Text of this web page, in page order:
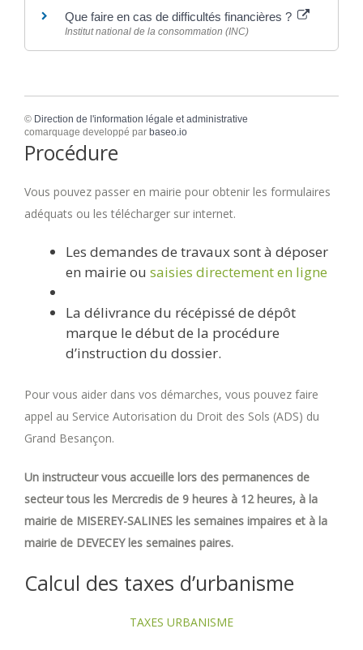
Que faire en cas de difficultés financières ?
Institut national de la consommation (INC)
© Direction de l'information légale et administrative
comarquage developpé par baseo.io
Procédure
Vous pouvez passer en mairie pour obtenir les formulaires
adéquats ou les télécharger sur internet.
Les demandes de travaux sont à déposer
en mairie ou saisies directement en ligne
La délivrance du récépissé de dépôt
marque le début de la procédure
d’instruction du dossier.
Pour vous aider dans vos démarches, vous pouvez faire
appel au Service Autorisation du Droit des Sols (ADS) du
Grand Besançon.
Un instructeur vous accueille lors des permanences de
secteur tous les Mercredis de 9 heures à 12 heures, à la
mairie de MISEREY-SALINES les semaines impaires et à la
mairie de DEVECEY les semaines paires.
Calcul des taxes d’urbanisme
TAXES URBANISME